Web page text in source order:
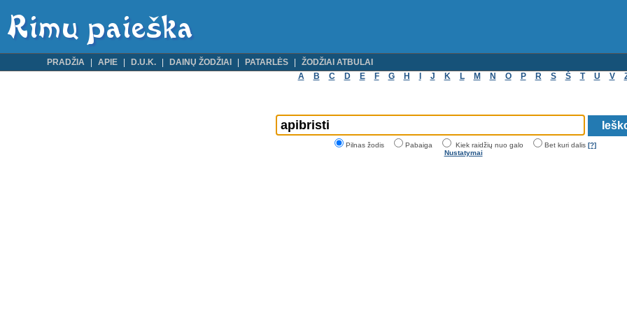
PRADŽIA APIE D.U.K. DAINŲ ŽODŽIAI PATARLĖS
ŽODŽIAI ATBULAI
A
B C D E F G H J K L M N O P R S Š T U V
Pilnas žodis Pabaiga Kiek raidžių nuo galo Bet kuri dalis [?]
Nustatymai